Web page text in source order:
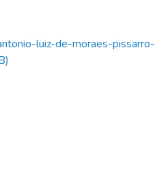
luiz-de-moraes-pissarro-